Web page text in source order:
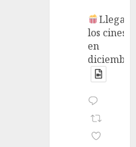
Llega a
los cines
en